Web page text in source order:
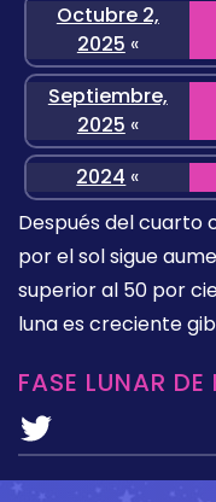
Octubre 2,
2025 «
Septiembre,
2025 «
2024 «
Después del cuarto
por el sol sigue
superior al 50 por
luna es creciente
FASE LUNAR